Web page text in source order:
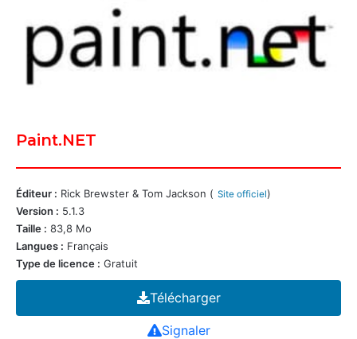
Paint.NET
Éditeur : Rick Brewster & Tom Jackson ( Site officiel)
Version : 5.1.3
Taille : 83,8 Mo
Langues : Français
Type de licence : Gratuit
Télécharger
Signaler